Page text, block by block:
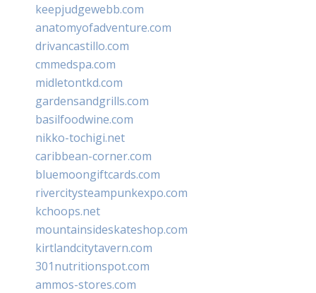
keepjudgewebb.com
anatomyofadventure.com
drivancastillo.com
cmmedspa.com
midletontkd.com
gardensandgrills.com
basilfoodwine.com
nikko-tochigi.net
caribbean-corner.com
bluemoongiftcards.com
rivercitysteampunkexpo.com
kchoops.net
mountainsideskateshop.com
kirtlandcitytavern.com
301nutritionspot.com
ammos-stores.com